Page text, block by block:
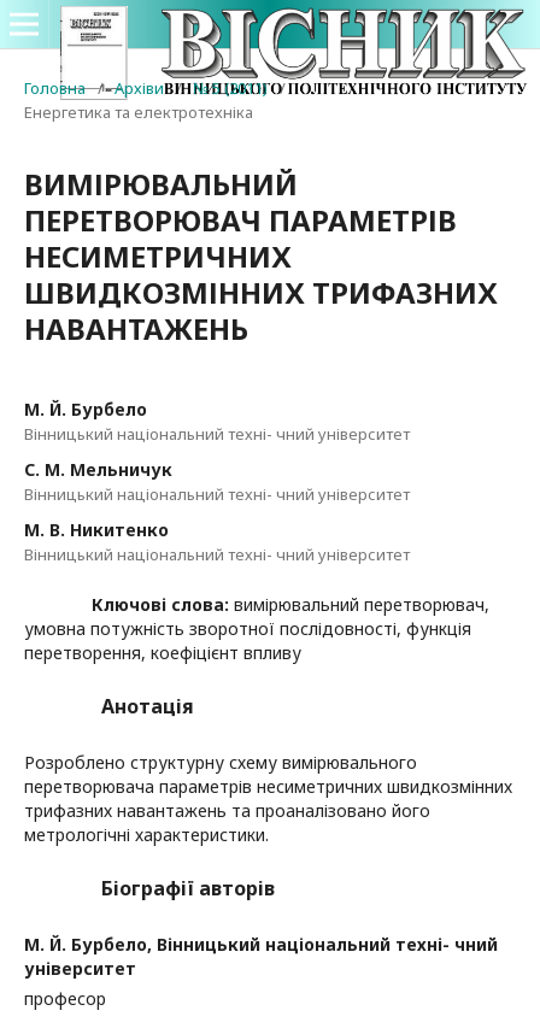
Головна / Архіви / № 5 (2011) /
Енергетика та електротехніка
ВИМІРЮВАЛЬНИЙ
ПЕРЕТВОРЮВАЧ ПАРАМЕТРІВ
НЕСИМЕТРИЧНИХ
ШВИДКОЗМІННИХ ТРИФАЗНИХ
НАВАНТАЖЕНЬ
М. Й. Бурбело
Вінницький національний техні- чний університет
С. М. Мельничук
Вінницький національний техні- чний університет
М. В. Никитенко
Вінницький національний техні- чний університет
Ключові слова: вимірювальний перетворювач,
умовна потужність зворотної послідовності, функція
перетворення, коефіцієнт впливу
Анотація
Розроблено структурну схему вимірювального
перетворювача параметрів несиметричних швидкозмінних
трифазних навантажень та проаналізовано його
метрологічні характеристики.
Біографії авторів
М. Й. Бурбело, Вінницький національний техні- чний
університет
професор